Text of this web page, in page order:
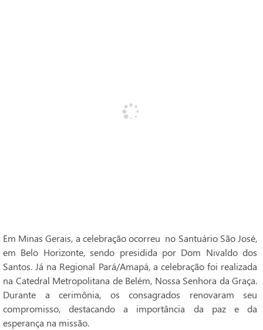
Em Minas Gerais, a celebração ocorreu no Santuário São José,
em Belo Horizonte, sendo presidida por Dom Nivaldo dos
Santos. Já na Regional Pará/Amapá, a celebração foi realizada
na Catedral Metropolitana de Belém, Nossa Senhora da Graça.
Durante a cerimônia, os consagrados renovaram seu
compromisso, destacando a importância da paz e da
esperança na missão.